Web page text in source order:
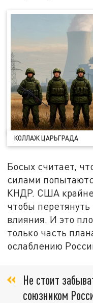
КОЛЛАЖ ЦАРЬГРАДА
Босых считает,
силами
КНДР. США крайне
чтобы перетянуть
влияния. И это
только часть
ослаблению
Не стоит
союзником